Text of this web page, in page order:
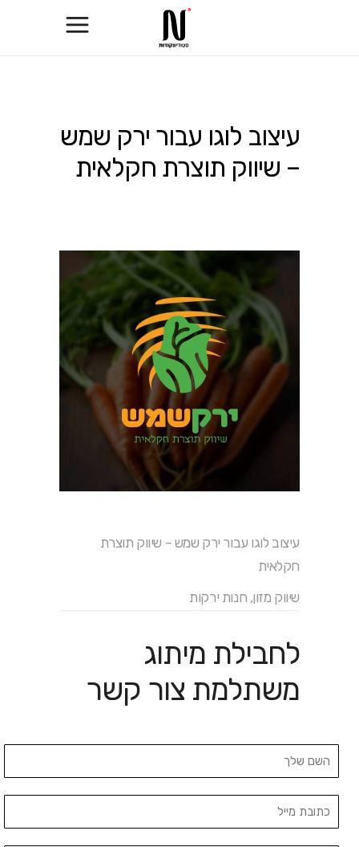
עיצוב לוגו עבור ירק שמש
– שיווק תוצרת חקלאית
עיצוב לוגו עבור ירק שמש – שיווק תוצרת
חקלאית
שיווק מזון, חנות ירקות
לחבילת מיתוג
משתלמת צור קשר